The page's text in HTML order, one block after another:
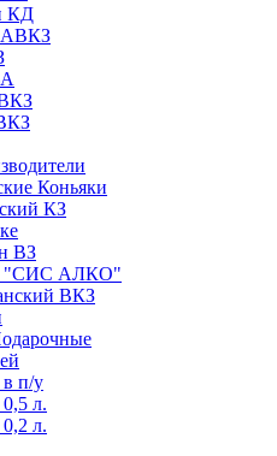
КД
АВКЗ
Коньяки
КЗ
ВЗ
"СИС АЛКО"
ВКЗ
в п/у
л.
л.